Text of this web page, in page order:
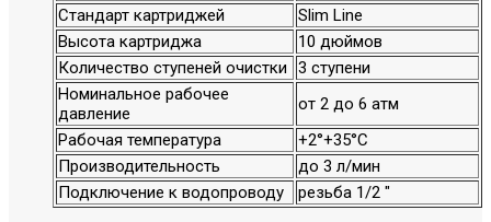
Стандарт картриджей
Slim Line
Высота картриджа
10 дюймов
Количество ступеней очистки
3 ступени
Номинальное рабочее
давление
от 2 до 6 атм
Рабочая температура
+2°+35°С
Производительность
до 3 л/мин
Подключение к водопроводу
резьба 1/2 "